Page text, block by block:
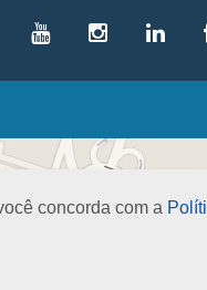
concorda com a
Leis